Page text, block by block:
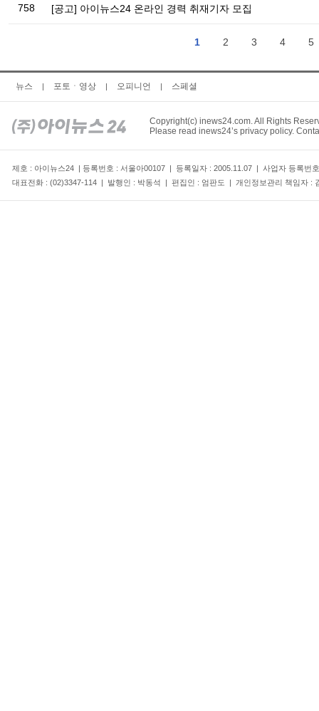
758 [공고] 아이뉴스24 온라인 경력 취재기자 모집
1 2 3 4 5
뉴스 | 포토ㆍ영상 | 오피니언 | 스페셜
Copyright(c) inews24.com. All Rights
Please read inews24’s privacy policy.
제호 : 아이뉴스24 | 등록번호 : 서울아00107 | 등록일자 : 2005.11.07 | 사업자 등록번
대표전화 : (02)3347-114 | 발행인 : 박동석 | 편집인 : 엄판도 | 개인정보관리 책임자 :